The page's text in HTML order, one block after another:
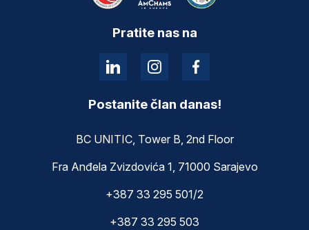
Pratite nas na
Postanite član danas!
BC UNITIC, Tower B, 2nd Floor
Fra Anđela Zvizdovića 1, 71000 Sarajevo
+387 33 295 501/2
+387 33 295 503